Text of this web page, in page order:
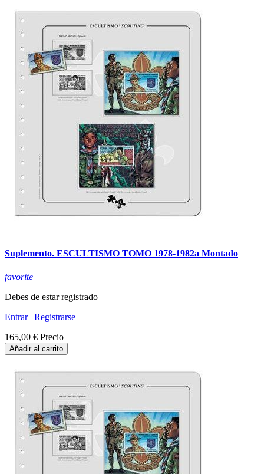
Suplemento. ESCULTISMO TOMO 1978-1982a Montado
favorite
Debes de estar registrado
Entrar| Registrarse
165,00 € Precio
Añadir al carrito